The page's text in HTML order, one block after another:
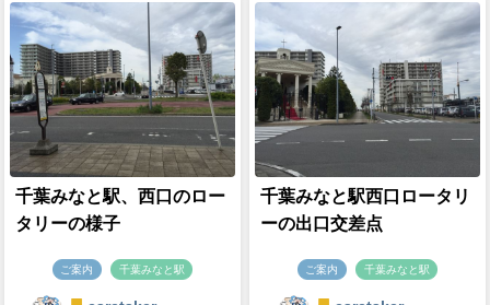
千葉みなと駅、西口のロー
タリーの様子
ご案内 千葉みなと駅
千葉みなと駅西口ロータリ
ーの出口交差点
ご案内 千葉みなと駅